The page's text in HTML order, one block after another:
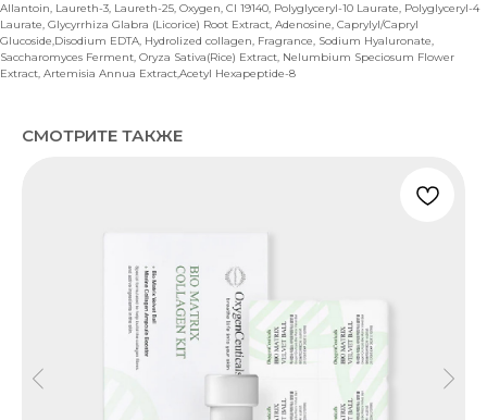
Allantoin, Laureth-3, Laureth-25, Oxygen, CI 19140, Polyglyceryl-10 Laurate, Polyglyceryl-4
Laurate, Glycyrrhiza Glabra (Licorice) Root Extract, Adenosine, Caprylyl/Capryl
Glucoside,Disodium EDTA, Hydrolized collagen, Fragrance, Sodium Hyaluronate,
Saccharomyces Ferment, Oryza Sativa(Rice) Extract, Nelumbium Speciosum Flower
Extract, Artemisia Annua Extract,Acetyl Hexapeptide-8
СМОТРИТЕ ТАКЖЕ